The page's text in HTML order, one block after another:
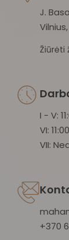
J.
Žiūrėti
I - V:
VI:
VII:
+370